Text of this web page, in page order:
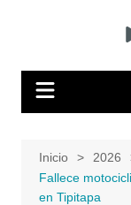
Inicio 2026
Fallece
en Tipitapa